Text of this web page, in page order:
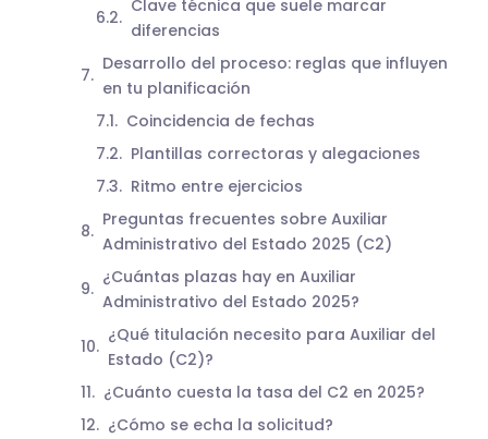
Clave técnica que suele marcar
diferencias
Desarrollo del proceso: reglas que influyen
en tu planificación
Coincidencia de fechas
Plantillas correctoras y alegaciones
Ritmo entre ejercicios
Preguntas frecuentes sobre Auxiliar
Administrativo del Estado 2025 (C2)
¿Cuántas plazas hay en Auxiliar
Administrativo del Estado 2025?
¿Qué titulación necesito para Auxiliar del
Estado (C2)?
¿Cuánto cuesta la tasa del C2 en 2025?
¿Cómo se echa la solicitud?